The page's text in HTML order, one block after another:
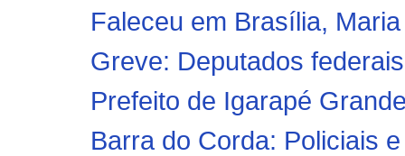
Faleceu em Brasília,
Greve: Deputados
Prefeito de Igarapé
Barra do Corda: Policiais